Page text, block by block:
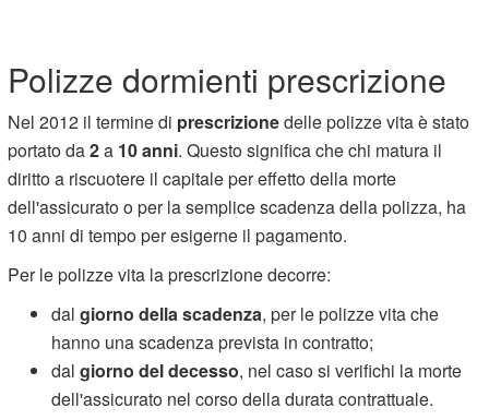
Polizze dormienti prescrizione
Nel 2012 il termine di prescrizionedelle polizze vita è stato
portato da2a 10 anni. Questo significa che chi matura il
diritto a riscuotere il capitale per effetto della morte
dell'assicurato o per la semplice scadenza della polizza, ha
10 anni di tempo per esigerne il pagamento.
Per le polizze vita la prescrizione decorre:
dalgiorno della scadenza, per le polizze vita che
hanno una scadenza prevista in contratto;
dalgiorno del decesso, nel caso si verifichi la morte
dell'assicurato nel corso della durata contrattuale.